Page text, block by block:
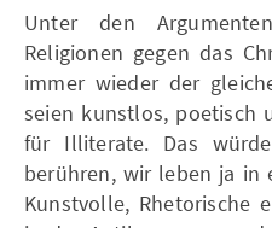
Unter den
Religionen gegen das
immer wieder der
seien kunstlos, poetisch
für Illiterate. Das
berühren, wir leben ja in
Kunstvolle, Rhetorische